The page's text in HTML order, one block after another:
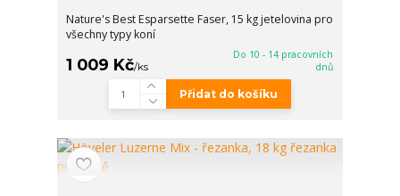
Nature's Best Esparsette Faser, 15 kg jetelovina pro
všechny typy koní
1 009 Kč/ks
Do 10 - 14 pracovních
dnů
Přidat do košíku